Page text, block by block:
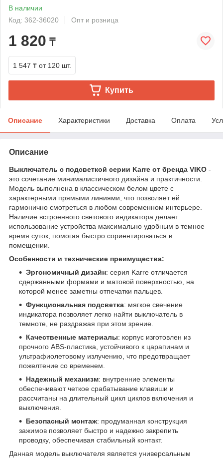
В наличии
Код: 362-36020
Опт и розница
1 820 ₸
1 547 ₸ от 120 шт.
Купить
Описание Характеристики Доставка Оплата
Описание
Выключатель с подсветкой серии Karre от бренда VIKO -
это сочетание минималистичного дизайна и практичности.
Модель выполнена в классическом белом цвете с
характерными прямыми линиями, что позволяет ей
гармонично смотреться в любом современном интерьере.
Наличие встроенного светового индикатора делает
использование устройства максимально удобным в темное
время суток, помогая быстро сориентироваться в
помещении.
Особенности и технические преимущества:
Эргономичный дизайн: серия Karre отличается
сдержанными формами и матовой поверхностью, на
которой менее заметны отпечатки пальцев.
Функциональная подсветка: мягкое свечение
индикатора позволяет легко найти выключатель в
темноте, не раздражая при этом зрение.
Качественные материалы: корпус изготовлен из
прочного ABS-пластика, устойчивого к царапинам и
ультрафиолетовому излучению, что предотвращает
пожелтение со временем.
Надежный механизм: внутренние элементы
обеспечивают четкое срабатывание клавиши и
рассчитаны на длительный цикл циклов включения и
выключения.
Безопасный монтаж: продуманная конструкция
зажимов позволяет быстро и надежно закрепить
проводку, обеспечивая стабильный контакт.
Данная модель выключателя является универсальным